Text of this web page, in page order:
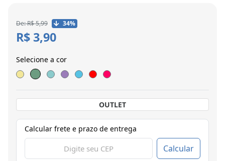
De: R$ 5,99 34%
R$ 3,90
Selecione a cor
OUTLET
Calcular frete e prazo de entrega
Calcular